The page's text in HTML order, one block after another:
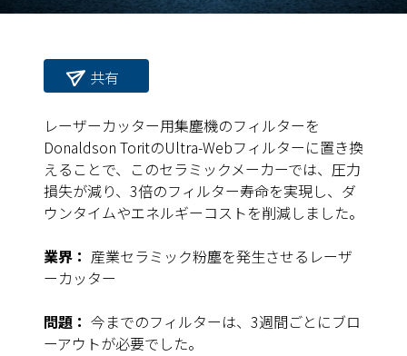
共有
レーザーカッター用集塵機のフィルターを
Donaldson ToritのUltra-Webフィルターに置き換
えることで、このセラミックメーカーでは、圧力
損失が減り、3倍のフィルター寿命を実現し、ダ
ウンタイムやエネルギーコストを削減しました。
業界： 産業セラミック粉塵を発生させるレーザ
ーカッター
問題： 今までのフィルターは、3週間ごとにブロ
ーアウトが必要でした。